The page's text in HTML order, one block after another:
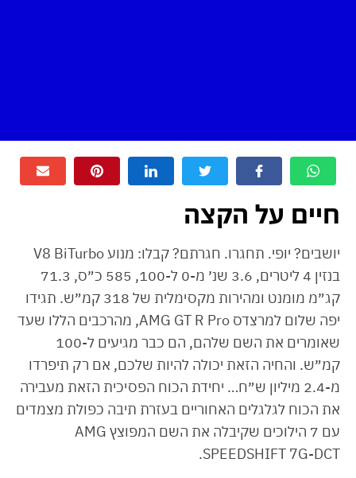
חיים על הקצה
יושבים? יופי. תחגרו. חגרתם? קבלו: מנוע V8 BiTurbo
בנזין 4 ליטרים, 3.6 שנ׳ מ-0 ל-100, 585 כ״ס, 71.3
קג״מ מומנט ומהירות מקסימלית של 318 קמ״ש. תגידו
יפה שלום למרצדס AMG GT R Pro, מהרכבים הללו שעד
שאומרים את השם שלהם, הם כבר מגיעים ל-100
קמ״ש. והחיה הזאת יכולה להיות שלכם, אם רק תיפרדו
מ-2.4 מיליון ש״ח… יחידת הכוח הפסיכית הזאת מעבירה
את הכוח לגלגלים האחוריים בעזרת תיבה כפולת מצמדים
עם 7 הילוכים שקיבלה את השם המפוצץ AMG
SPEEDSHIFT 7G-DCT.